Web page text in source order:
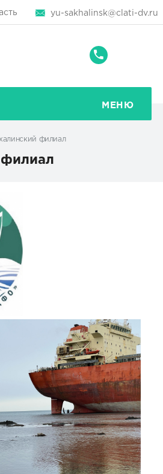
yu-sakhalinsk@clati-dv.ru
+7
43-
71
МЕНЮ
филиал